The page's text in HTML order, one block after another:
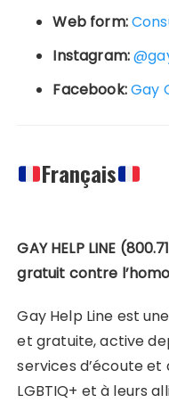
Web form:
Instagram:
Facebook:Gay
Français
GAY HELP LINE
gratuit contre
Gay Help Line est
et gratuite, active
services d’écoute et
LGBTIQ+ et à leurs